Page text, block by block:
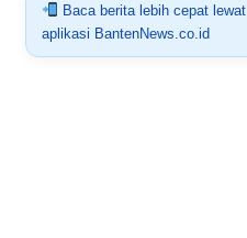
Baca berita lebih cepat lewat
aplikasi BantenNews.co.id